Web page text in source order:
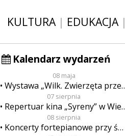
KULTURA| EDUKACJA|
Kalendarz wydarzeń
08 maja
Wystawa „Wilk. Zwierzęta przeklęte”
07 sierpnia
Repertuar kina „Syreny” w Wieluniu w dn. od 7 do 13 sierpnia
08 sierpnia
Koncerty fortepianowe przy świecach